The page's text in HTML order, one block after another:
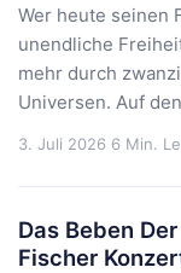
Wer heute seinen
unendliche
mehr durch
Universen. Auf
3. Juli 2026 6 Min.
Das Beben
Fischer